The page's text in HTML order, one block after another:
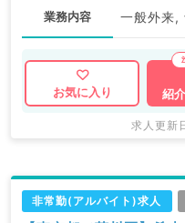
業務内容 一般外来,
お気に入り
紹
求人更
非常勤(アルバイト)求人